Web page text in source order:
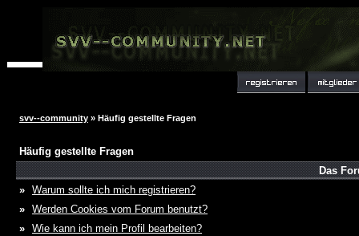
svv--community » Häufig gestellte Fragen
Häufig gestellte Fragen
Das
» Warum sollte ich mich registrieren?
» Werden Cookies vom Forum benutzt?
» Wie kann ich mein Profil bearbeiten?